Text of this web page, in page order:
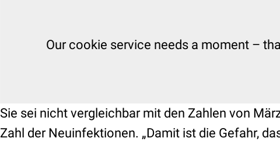
Our cookie service needs a moment –
Sie sei nicht vergleichbar mit den Zahlen von
Zahl der Neuinfektionen. „Damit ist die Gefahr,